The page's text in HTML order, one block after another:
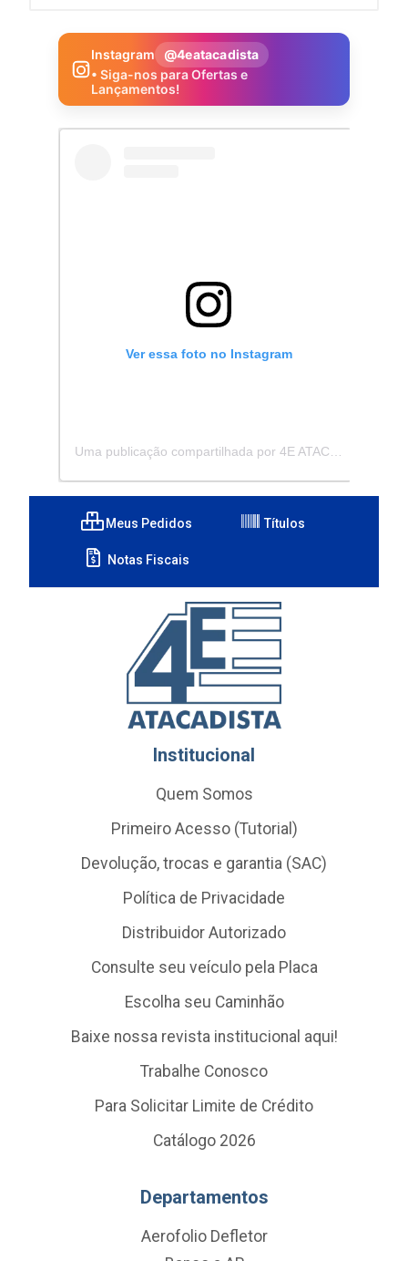
Instagram
@4eatacadista
• Siga-nos para Ofertas e
Lançamentos!
Ver essa foto no Instagram
Meus Pedidos Títulos
Notas Fiscais
Institucional
Quem Somos
Primeiro Acesso (Tutorial)
Devolução, trocas e garantia (SAC)
Política de Privacidade
Distribuidor Autorizado
Consulte seu veículo pela Placa
Escolha seu Caminhão
Baixe nossa revista institucional aqui!
Trabalhe Conosco
Para Solicitar Limite de Crédito
Catálogo 2026
Departamentos
Aerofolio Defletor